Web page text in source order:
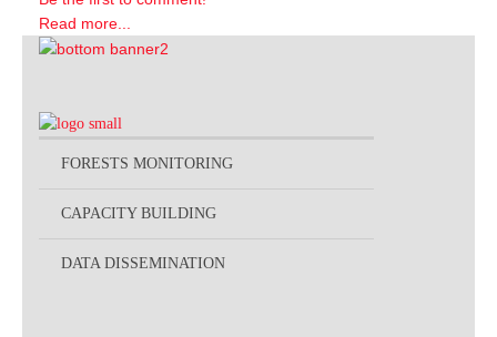
Read more...
FORESTS MONITORING
CAPACITY BUILDING
DATA DISSEMINATION